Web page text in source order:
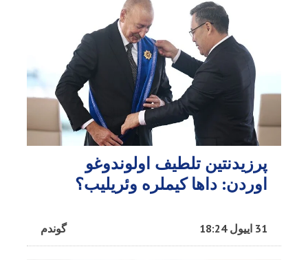
پرزیدنتین تلطیف اولوندوغو
اوردن: داها کیملره وئریلیب؟
گوندم 31 اییول 18:24